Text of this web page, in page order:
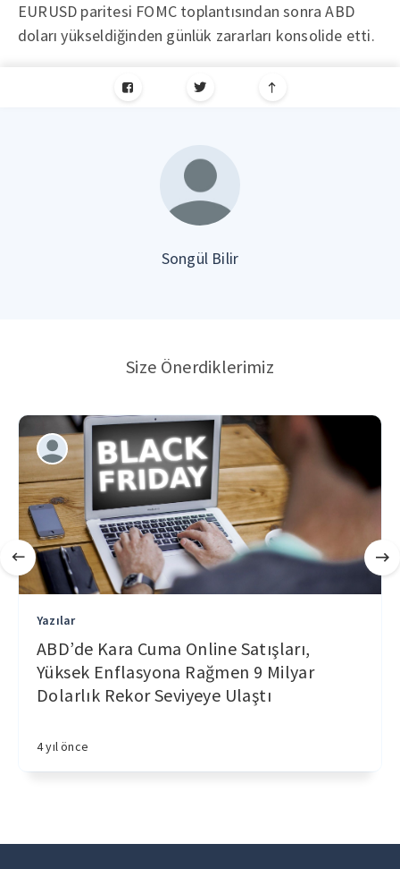
EURUSD paritesi FOMC toplantısından sonra ABD
doları yükseldiğinden günlük zararları konsolide etti.
Songül Bilir
Size Önerdiklerimiz
Yazılar
ABD’de Kara Cuma Online Satışları,
Yüksek Enflasyona Rağmen 9 Milyar
Dolarlık Rekor Seviyeye Ulaştı
4 yıl önce